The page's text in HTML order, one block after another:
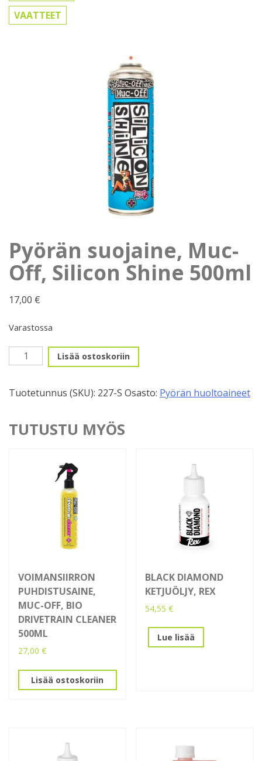
VAATTEET
Pyörän suojaine, Muc-
Off, Silicon Shine 500ml
17,00 €
Varastossa
Pyörän
suojaine,
Off,
Shine
500ml
Lisää ostoskoriin
Tuotetunnus (SKU): 227-S Osasto: Pyörän huoltoaineet
TUTUSTU MYÖS
VOIMANSIIRRON
PUHDISTUSAINE,
MUC-OFF, BIO
DRIVETRAIN CLEANER
500ML
27,00 €
Lisää ostoskoriin
BLACK DIAMOND
KETJUÖLJY, REX
54,55€
Lue lisää